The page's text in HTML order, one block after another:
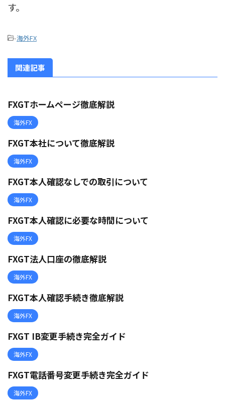
す。
-海外FX
関連記事
FXGTホームページ徹底解説
海外FX
FXGT本社について徹底解説
海外FX
FXGT本人確認なしでの取引について
海外FX
FXGT本人確認に必要な時間について
海外FX
FXGT法人口座の徹底解説
海外FX
FXGT本人確認手続き徹底解説
海外FX
FXGT IB変更手続き完全ガイド
海外FX
FXGT電話番号変更手続き完全ガイド
海外FX